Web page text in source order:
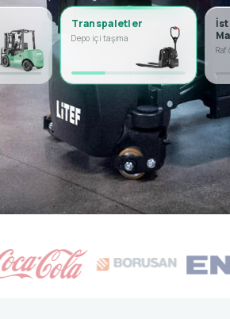
Transpaletler
Depo içi taşıma
Raf